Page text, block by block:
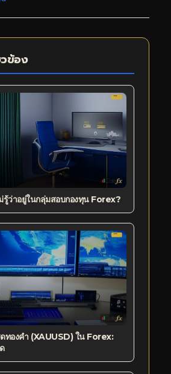
ข้อง
ว่าอยู่ในกลุ่มสอบกองทุน Forex?
ทองคำ (XAUUSD) ใน Forex: